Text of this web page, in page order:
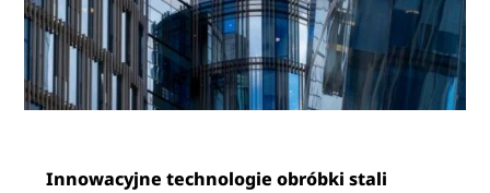
Innowacyjne technologie obróbki stali